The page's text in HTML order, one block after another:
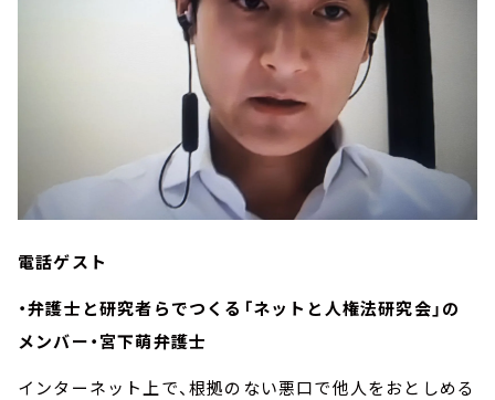
電話ゲスト
・弁護士と研究者らでつくる「ネットと人権法研究会」の
メンバー・宮下萌弁護士
インターネット上で、根拠のない悪口で他人をおとしめる